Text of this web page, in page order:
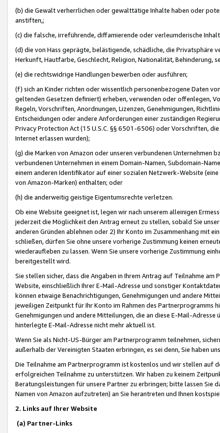
(b) die Gewalt verherrlichen oder gewalttätige Inhalte haben oder
anstiften,;
(c) die falsche, irreführende, diffamierende oder verleumderische
(d) die von Hass geprägte, belästigende, schädliche, die Privatsphäre
Herkunft, Hautfarbe, Geschlecht, Religion, Nationalität, Behinderung,
(e) die rechtswidrige Handlungen bewerben oder ausführen;
(f) sich an Kinder richten oder wissentlich personenbezogene Daten
geltenden Gesetzen definiert) erheben, verwenden oder offenlegen,
Regeln, Vorschriften, Anordnungen, Lizenzen, Genehmigungen,
Entscheidungen oder andere Anforderungen einer zuständigen
Privacy Protection Act (15 U.S.C. §§ 6501-6506) oder Vorschriften,
Internet erlassen wurden);
(g) die Marken von Amazon oder unseren verbundenen Unternehmen
verbundenen Unternehmen in einem Domain-Namen, Subdomain-
einem anderen Identifikator auf einer sozialen Netzwerk-Website
von Amazon-Marken) enthalten; oder
(h) die anderweitig geistige Eigentumsrechte verletzen.
Ob eine Website geeignet ist, legen wir nach unserem alleinigen
jederzeit die Möglichkeit den Antrag erneut zu stellen, sobald Sie
anderen Gründen ablehnen oder 2) Ihr Konto im Zusammenhang mit
schließen, dürfen Sie ohne unsere vorherige Zustimmung keinen
wiederaufleben zu lassen. Wenn Sie unsere vorherige Zustimmung
bereitgestellt wird.
Sie stellen sicher, dass die Angaben in Ihrem Antrag auf Teilnahme
Website, einschließlich Ihrer E-Mail-Adresse und sonstiger
können etwaige Benachrichtigungen, Genehmigungen und andere
jeweiligen Zeitpunkt für Ihr Konto im Rahmen des Partnerprogramms
Genehmigungen und andere Mitteilungen, die an diese E-Mail-
hinterlegte E-Mail-Adresse nicht mehr aktuell ist.
Wenn Sie als Nicht-US-Bürger am Partnerprogramm teilnehmen,
außerhalb der Vereinigten Staaten erbringen, es sei denn, Sie haben
Die Teilnahme am Partnerprogramm ist kostenlos und wir stellen auf
erfolgreichen Teilnahme zu unterstützen. Wir haben zu keinem
Beratungsleistungen für unsere Partner zu erbringen; bitte lassen Sie
Namen von Amazon aufzutreten) an Sie herantreten und Ihnen
2. Links auf Ihrer Website
(a) Partner-Links